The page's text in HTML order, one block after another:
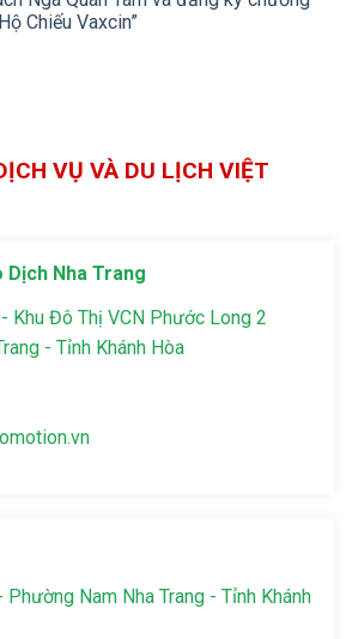
Chiếu Vaxcin”
VỤ VÀ DU LỊCH VIỆT
Dịch Nha Trang
Khu Đô Thị VCN Phước Long 2
- Tỉnh Khánh Hòa
Nam Nha Trang - Tỉnh Khánh